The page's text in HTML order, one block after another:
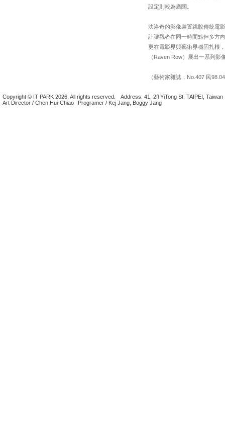
設定則較為廣闊。
法洛奇的影像裝置跳脫傳統電
計讓觀者在同一時間點但多方
更在電影界與藝術界穩固扎根
（Raven Row）展出一系列影
（藝術家雜誌，No.407 民
Copyright © IT PARK 2026. All rights reserved.
Address: 41, 2fl YiTong St. TAIPEI, Taiwan
Art Director / Chen Hui-Chiao
Programer / Kej Jang, Boggy Jang